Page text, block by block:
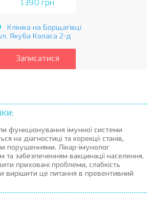
1390 грн
Клініка на Борщагівці
Якуба Коласа 2-д
Записатися
функціонування імунної системи
на діагностиці та корекції станів,
порушеннями. Лікар-імунолог
та забезпеченням вакцинації населення.
приховані проблеми, слабкість
вирішити це питання в превентивний